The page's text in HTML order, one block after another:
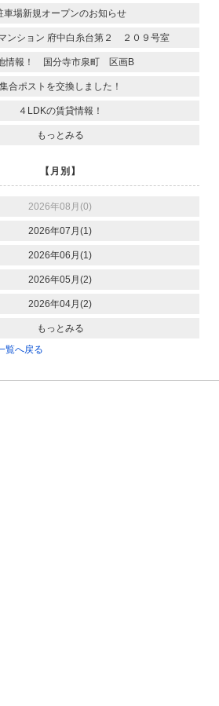
車場新規オープンのお知らせ
ンション 府中白糸台第２ ２０９号室
情報！ 国分寺市泉町 区画B
集合ポストを交換しました！
４LDKの賃貸情報！
もっとみる
【月別】
2026年08月(0)
2026年07月(1)
2026年06月(1)
2026年05月(2)
2026年04月(2)
もっとみる
覧へ戻る